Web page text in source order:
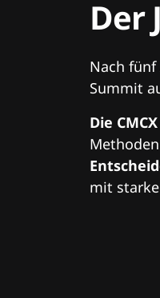
Der
Nach fünf
Summit
Die
mit